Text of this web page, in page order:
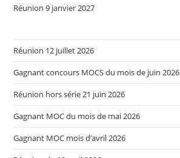
Réunion 9 janvier 2027
Réunion 12 juillet 2026
Gagnant concours MOCS du mois de juin 2026
Réunion hors série 21 juin 2026
Gagnant MOC du mois de mai 2026
Gagnant MOC mois d’avril 2026